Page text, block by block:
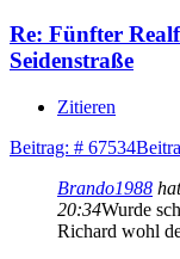
Re: Fünfter
Seidenstraße
Zitieren
Beitrag: # 67534
Brando1988
20:34Wurde
Richard wohl